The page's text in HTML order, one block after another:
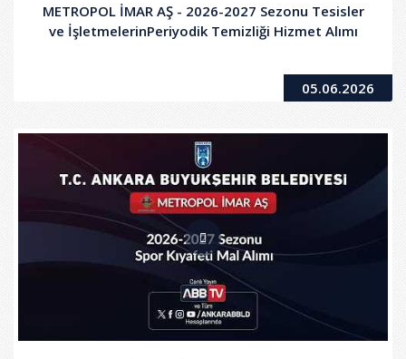
METROPOL İMAR AŞ - 2026-2027 Sezonu Tesisler
ve İşletmelerinPeriyodik Temizliği Hizmet Alımı
05.06.2026